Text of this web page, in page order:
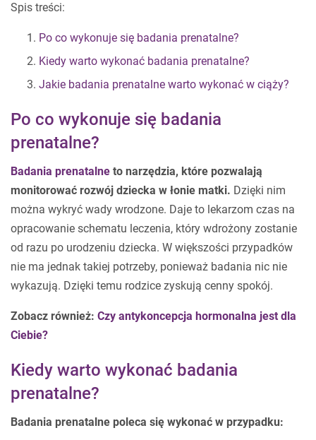
Spis treści:
Po co wykonuje się badania prenatalne?
Kiedy warto wykonać badania prenatalne?
Jakie badania prenatalne warto wykonać w ciąży?
Po co wykonuje się badania
prenatalne?
Badania prenatalne to narzędzia, które pozwalają
monitorować rozwój dziecka w łonie matki. Dzięki nim
można wykryć wady wrodzone. Daje to lekarzom czas na
opracowanie schematu leczenia, który wdrożony zostanie
od razu po urodzeniu dziecka. W większości przypadków
nie ma jednak takiej potrzeby, ponieważ badania nic nie
wykazują. Dzięki temu rodzice zyskują cenny spokój.
Zobacz również: Czy antykoncepcja hormonalna jest dla
Ciebie?
Kiedy warto wykonać badania
prenatalne?
Badania prenatalne poleca się wykonać w przypadku: